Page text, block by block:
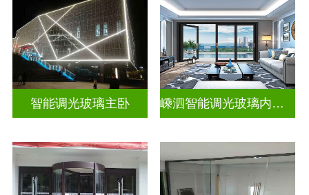
智能调光玻璃主卧 嵊泗智能调光玻璃内置百叶隔断拆装